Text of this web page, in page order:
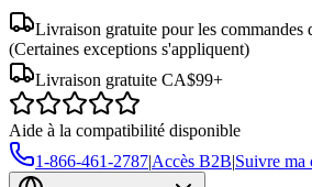
Livraison gratuite pour les commandes
(Certaines exceptions s'appliquent)
Livraison gratuite CA$99+
Aide à la compatibilité disponible
1-866-461-2787|Accès B2B|Suivre ma